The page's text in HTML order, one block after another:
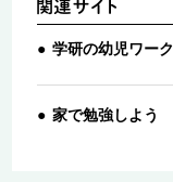
学研の幼児ワーク
家で勉強しよう